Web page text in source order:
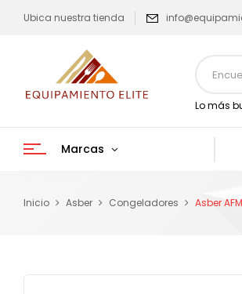
Ubica nuestra tienda
Lo más
Marcas
Inicio Asber Congeladores Asber